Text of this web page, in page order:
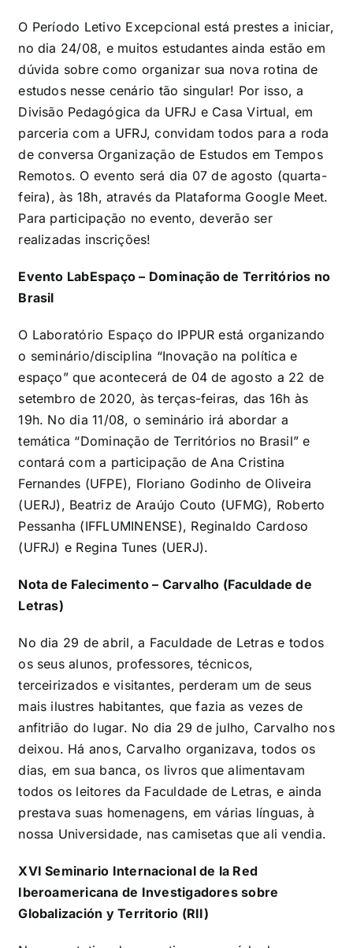
O Período Letivo Excepcional está prestes a iniciar,
no dia 24/08, e muitos estudantes ainda estão em
dúvida sobre como organizar sua nova rotina de
estudos nesse cenário tão singular! Por isso, a
Divisão Pedagógica da UFRJ e Casa Virtual, em
parceria com a UFRJ, convidam todos para a roda
de conversa Organização de Estudos em Tempos
Remotos. O evento será dia 07 de agosto (quarta-
feira), às 18h, através da Plataforma Google Meet.
Para participação no evento, deverão ser
realizadas inscrições!
Evento LabEspaço – Dominação de Territórios no
Brasil
O Laboratório Espaço do IPPUR está organizando
o seminário/disciplina “Inovação na política e
espaço” que acontecerá de 04 de agosto a 22 de
setembro de 2020, às terças-feiras, das 16h às
19h. No dia 11/08, o seminário irá abordar a
temática “Dominação de Territórios no Brasil” e
contará com a participação de Ana Cristina
Fernandes (UFPE), Floriano Godinho de Oliveira
(UERJ), Beatriz de Araújo Couto (UFMG), Roberto
Pessanha (IFFLUMINENSE), Reginaldo Cardoso
(UFRJ) e Regina Tunes (UERJ).
Nota de Falecimento – Carvalho (Faculdade de
Letras)
No dia 29 de abril, a Faculdade de Letras e todos
os seus alunos, professores, técnicos,
terceirizados e visitantes, perderam um de seus
mais ilustres habitantes, que fazia as vezes de
anfitrião do lugar. No dia 29 de julho, Carvalho nos
deixou. Há anos, Carvalho organizava, todos os
dias, em sua banca, os livros que alimentavam
todos os leitores da Faculdade de Letras, e ainda
prestava suas homenagens, em várias línguas, à
nossa Universidade, nas camisetas que ali vendia.
XVI Seminario Internacional de la Red
Iberoamericana de Investigadores sobre
Globalización y Territorio (RII)